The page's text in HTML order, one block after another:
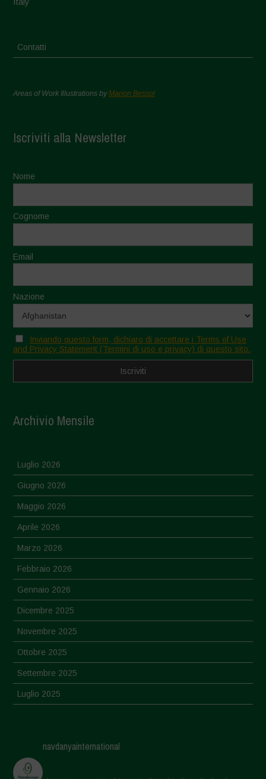
Contatti
Areas of Work Illustrations byMarion Bessol
Iscriviti alla Newsletter
Nome
Cognome
Email
Nazione
Inviando questo form, dichiaro di accettare i Terms of Use
and Privacy Statement (Termini di uso e privacy) di questo sito.
Archivio Mensile
Luglio 2026
Giugno 2026
Maggio 2026
Aprile 2026
Marzo 2026
Febbraio 2026
Gennaio 2026
Dicembre 2025
Novembre 2025
Ottobre 2025
Settembre 2025
Luglio 2025
Aprile 2025
navdanyainternational